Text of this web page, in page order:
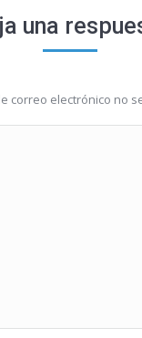
una
correo electrónico no